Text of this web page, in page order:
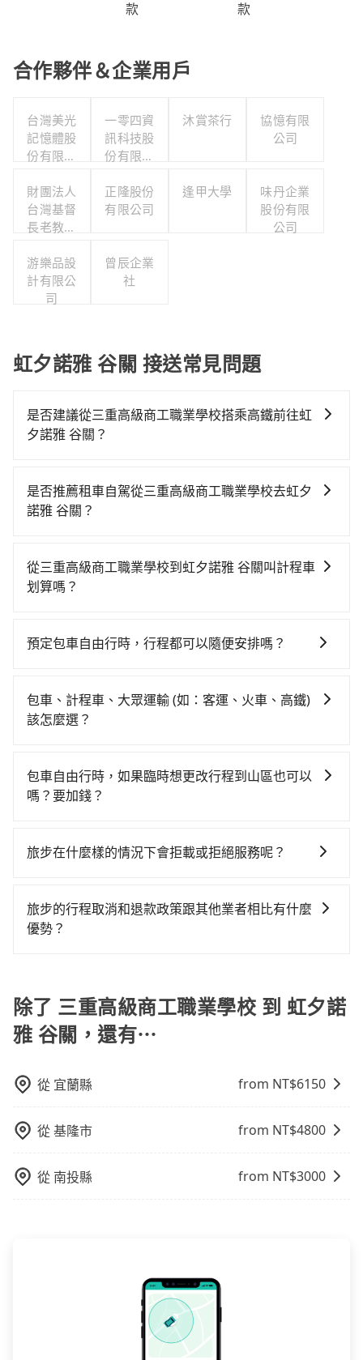
款
款
合作夥伴＆企業用戶
台灣美光
記憶體股
份有限公
一零四資
訊科技股
份有限公
沐賞茶行
協憶有限
公司
財團法人
台灣基督
長老教會
會
正隆股份
有限公司
逢甲大學
味丹企業
股份有限
公司
游樂品設
計有限公
司
曾辰企業
社
虹夕諾雅 谷關 接送常見問題
是否建議從三重高級商工職業學校搭乘高鐵前往虹
夕諾雅 谷關？
關，高鐵較貴、費時！從最早06:26一直到23:00，台北-
台中一天最多有102班次高鐵可搭乘。假設從三重高級商
站後，步行進站、現場購票並於月台排隊的時間約25分
鐘，再乘坐47~66分鐘（平均57分）的高鐵從台北站前
1,800元後，抵達虹夕諾雅 谷關 (台中市和平區) 的目的
tripool並到府專車接送，則每人平均花費約1,330元，
費時2小時36分鐘。選擇搭乘高鐵而不預約包車，不僅每
有兩位乘車，也可參考tripool的拼車共乘服務，最多可
再節省50%的交通費用。
是否推薦租車自駕從三重高級商工職業學校去虹夕
諾雅 谷關？
時不需要閉目養神（因為要自己開車），最重要的是你
當天就要來回，那在新北路邊可隨租隨借的iRent應該是
高級商工職業學校到虹夕諾雅 谷關的花費預估為
時40元路邊停車費用預估進去，但額外的汽車保險與可
能的罰單都需自付。再者，和運的iRent只提供最基本的
或九人座可供選擇，而且無人租車最令人詬病的就是車
況，打開車門才發現仍有上一組乘客遺留的垃圾或者撞
用戶卻遲遲尚未歸還，又或者要還車時卻偏偏找不到停
使用時還是有其區域的限制，實際可停靠的地點與你的
上下車地點仍有段距離，在遇到下雨天或者載行李時，
從三重高級商工職業學校到虹夕諾雅 谷關叫計程車
划算嗎？
灣大車隊、Uber、Line Taxi、Yoxi等，如果在路邊攔不
叫車看看。依照里程跳錶計算，價格約為4,740~5,700元
間，但如改預約tripool可省高達$1,700。關於交通需要
者必須透過叫車平台或電話叫車，這代表你需要事先預
約，並且要做好等待較久的心理準備。綜合以上，無論
預定包車自由行時，行程都可以隨便安排嗎？
沒有到達海拔1500公里以上的山區，行程都是可以依照
您的需求安排的。
包車、計程車、大眾運輸 (如：客運、火車、高鐵)
該怎麼選？
擇： 預算：不同交通工具價格不同，可先確定您的預
算。計程車最貴，而大眾運輸通常較便宜。 行程：需多
車。 旅行人數：人數多時包車較方便舒適且每個人攤提
車，不趕時間即可選用大眾運輸。 便利性：需要便利性
和方便性可選包車和計程車，喜歡探險和體驗當地文化
包車自由行時，如果臨時想更改行程到山區也可以
嗎？要加錢？
旅步可能會根據行經的路線是否超過海拔1500公尺來進
我們會透過Email的方式向您說明收費細節，讓您能更放
心地享受旅步為您提供的服務。
旅步在什麼樣的情況下會拒載或拒絕服務呢？
原因，司機有權拒絕服務： 1) 當日搭車人數或行李超過
訂購時填寫的數量。請務必確實填寫當日實際攜帶的行
必須乘坐兒童座椅。 3) 搭乘寵物友善專車卻沒有裝籠。
避免影響行車安全，請您務將寵物置入提籠或提袋內。
旅步的行程取消和退款政策跟其他業者相比有什麼
優勢？
用車前一天的凌晨六點前完成取消訂單作業，旅步就承
諾會無條件全額退款，讓乘客感到安心之餘，降低風險
的同時也確保乘客的權益。
除了 三重高級商工職業學校 到 虹夕諾
雅 谷關，還有⋯
從 宜蘭縣 from NT$6150
從基隆市 from NT$4800
從 南投縣 from NT$3000